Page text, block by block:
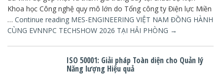
Khoa học Công nghệ quy mô lớn do Tổng công ty Điện lực Miền
… Continue reading MES-ENGINEERING VIỆT NAM ĐỒNG HÀNH
CÙNG EVNNPC TECHSHOW 2026 TẠI HẢI PHÒNG →
ISO 50001: Giải pháp Toàn diện cho Quản lý
Năng lượng Hiệu quả